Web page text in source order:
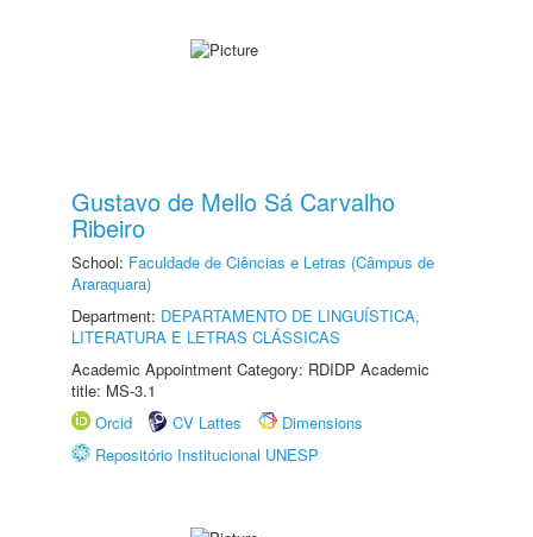
Gustavo de Mello Sá Carvalho
Ribeiro
School: Faculdade de Ciências e Letras (Câmpus de
Araraquara)
Department: DEPARTAMENTO DE LINGUÍSTICA,
LITERATURA E LETRAS CLÁSSICAS
Academic Appointment Category: RDIDP Academic
title: MS-3.1
Orcid
CV Lattes
Dimensions
Repositório Institucional UNESP